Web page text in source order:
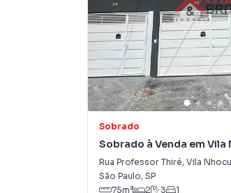
Varanda frontal com
Ideal para quem busca
Leste!
Entre em contato para mais
Sobrado para Venda em
procurava ou deseja mais
Sobrado
Sobrado à Venda em Vila
Rua Professor Thiré, Vila
São Paulo, SP
75m² 2 3 1